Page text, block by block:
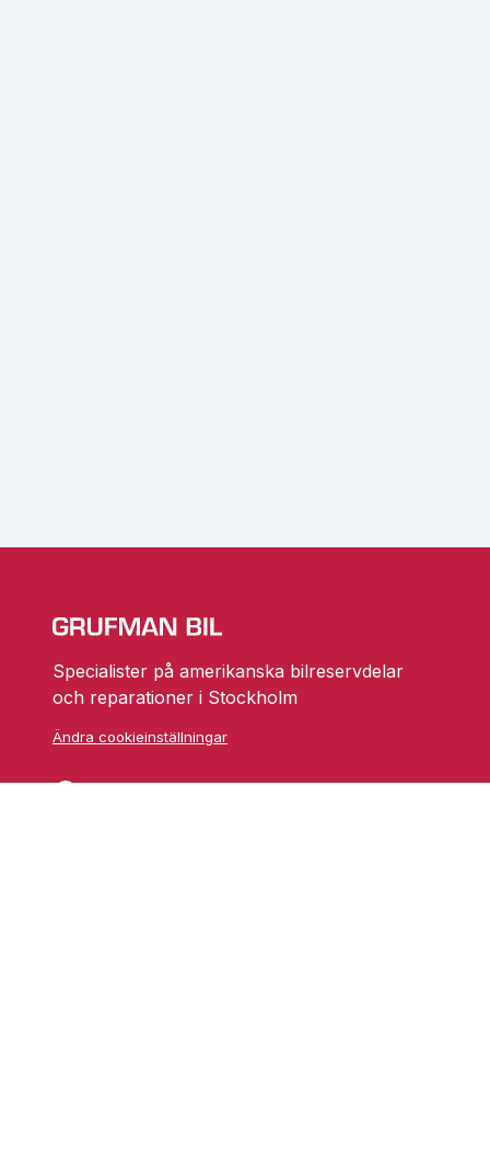
Specialister på amerikanska bilreservdelar
och reparationer i Stockholm
Ändra cookieinställningar